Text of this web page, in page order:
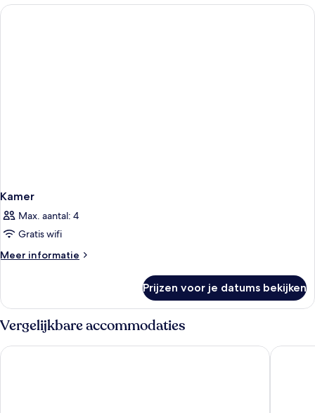
Kamer
Max. aantal: 4
Gratis wifi
Meer informatie
Meer
Prijzen voor je datums bekijken
Vergelijkbare accommodaties
Vila Gale Isla Canela Resort Hotel